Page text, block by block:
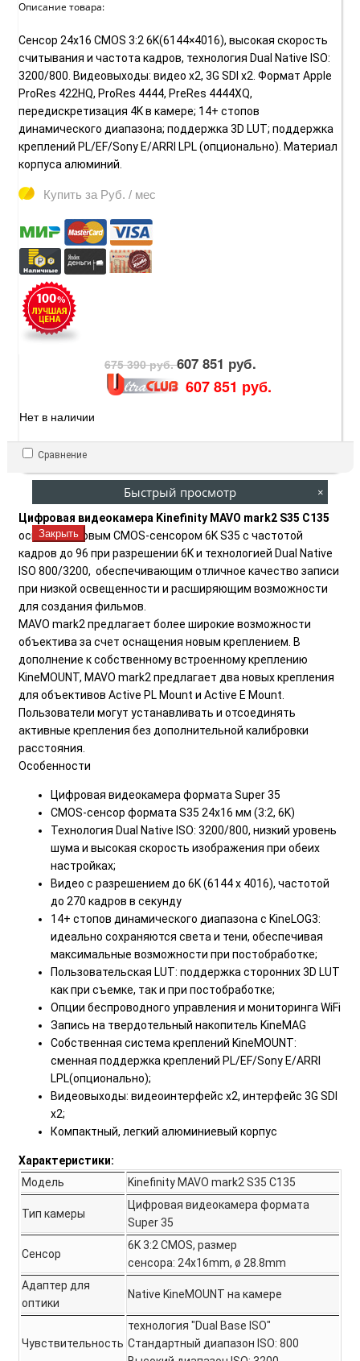
Описание товара:
Сенсор 24x16 CMOS 3:2 6K(6144×4016), высокая скорость
считывания и частота кадров, технология Dual Native ISO:
3200/800. Видеовыходы: видео x2, 3G SDI x2. Формат Apple
ProRes 422HQ, ProRes 4444, PreRes 4444XQ,
передискретизация 4K в камере; 14+ стопов
динамического диапазона; поддержка 3D LUT; поддержка
креплений PL/EF/Sony E/ARRI LPL (опционально). Материал
корпуса алюминий.
Купить за Руб. / мес
675 390 руб.607 851 руб.
607 851 руб.
Нет в наличии
Сравнение
Цифровая видеокамера Kinefinity MAVO mark2 S35 C135
оснащена новым CMOS-сенсором 6K S35 с частотой
кадров до 96 при разрешении 6K и технологией Dual Native
ISO 800/3200, обеспечивающим отличное качество записи
при низкой освещенности и расширяющим возможности
для создания фильмов.
MAVO mark2 предлагает более широкие возможности
объектива за счет оснащения новым креплением. В
дополнение к собственному встроенному креплению
KineMOUNT, MAVO mark2 предлагает два новых крепления
для объективов Active PL Mount и Active E Mount.
Пользователи могут устанавливать и отсоединять
активные крепления без дополнительной калибровки
расстояния.
Особенности
Цифровая видеокамера формата Super 35
CMOS-сенсор формата S35 24x16 мм (3:2, 6K)
Технология Dual Native ISO: 3200/800, низкий уровень
шума и высокая скорость изображения при обеих
настройках;
Видео с разрешением до 6K (6144 x 4016), частотой
до 270 кадров в секунду
14+ стопов динамического диапазона с KineLOG3:
идеально сохраняются света и тени, обеспечивая
максимальные возможности при постобработке;
Пользовательская LUT: поддержка сторонних 3D LUT
как при съемке, так и при постобработке;
Опции беспроводного управления и мониторинга WiFi
Запись на твердотельный накопитель KineMAG
Собственная система креплений KineMOUNT:
сменная поддержка креплений PL/EF/Sony E/ARRI
LPL(опционально);
Видеовыходы: видеоинтерфейс x2, интерфейс 3G SDI
x2;
Компактный, легкий алюминиевый корпус
Характеристики:
Модель
Kinefinity MAVO mark2 S35 C135
Тип камеры
Цифровая видеокамера формата
Super 35
Сенсор
6K 3:2 CMOS, размер
сенсора: 24x16mm, ø 28.8mm
Адаптер для
оптики
Native KineMOUNT на камере
Чувствительность
технология "Dual Base ISO"
Стандартный диапазон ISO: 800
Быстрый просмотр ×
Закрыть